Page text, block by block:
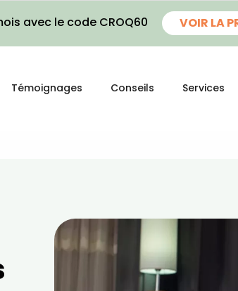
avec le code CROQ60 VOIR LA
Témoignages Conseils Services